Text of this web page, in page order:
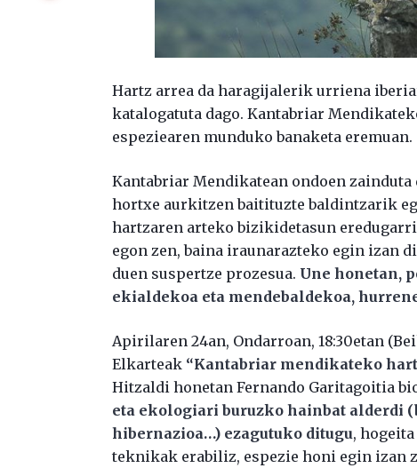
Hartz arrea da haragijalerik urriena
katalogatuta dago. Kantabriar
espeziearen munduko banaketa eremuan.
Kantabriar Mendikatean ondoen
hortxe aurkitzen baitituzte baldintzarik
hartzaren arteko bizikidetasun
egon zen, baina iraunarazteko egin izan
duen suspertze prozesua. Une honetan,
ekialdekoa eta mendebaldekoa,
Apirilaren 24an, Ondarroan, 18:30etan
Elkarteak “Kantabriar mendikateko
Hitzaldi honetan Fernando Garitagoitia
eta ekologiari buruzko hainbat alderdi
hibernazioa…) ezagutuko ditugu,
teknikak erabiliz, espezie honi egin izan